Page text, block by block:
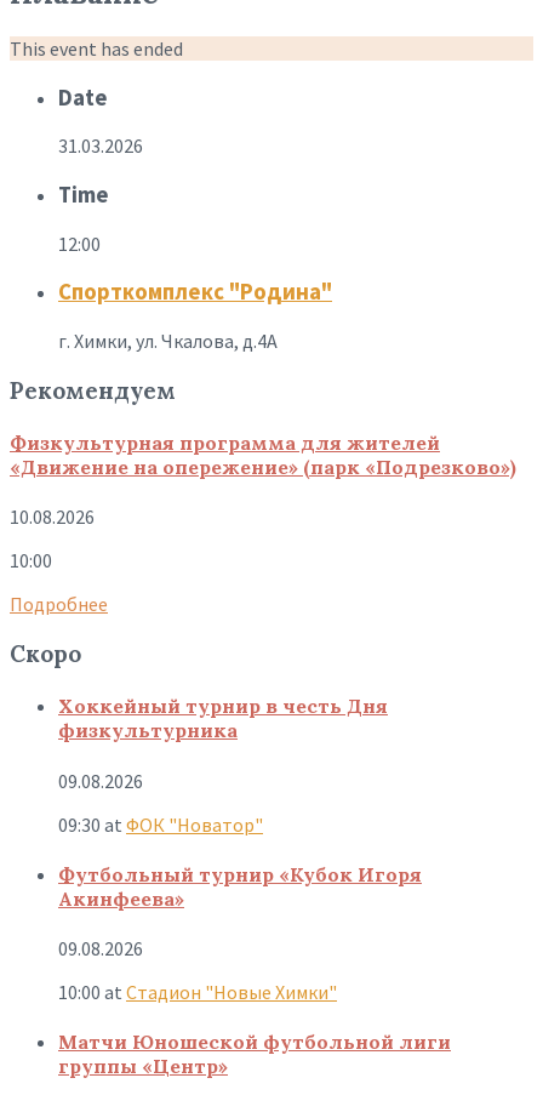
This event has ended
Date
31.03.2026
Time
12:00
Спорткомплекс "Родина"
г. Химки, ул. Чкалова, д.4А
Рекомендуем
Физкультурная программа для жителей
«Движение на опережение» (парк «Подрезково»)
10.08.2026
10:00
Подробнее
Скоро
Хоккейный турнир в честь Дня
физкультурника
09.08.2026
09:30 at ФОК "Новатор"
Футбольный турнир «Кубок Игоря
Акинфеева»
09.08.2026
10:00 at Стадион "Новые Химки"
Матчи Юношеской футбольной лиги
группы «Центр»